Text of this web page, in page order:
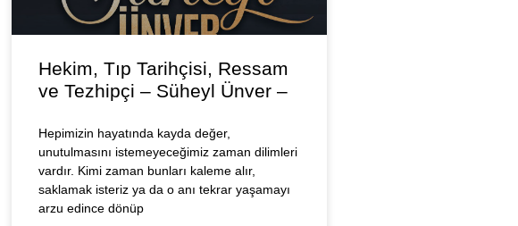
Hekim, Tıp Tarihçisi, Ressam
ve Tezhipçi – Süheyl Ünver –
Hepimizin hayatında kayda değer,
unutulmasını istemeyeceğimiz zaman dilimleri
vardır. Kimi zaman bunları kaleme alır,
saklamak isteriz ya da o anı tekrar yaşamayı
arzu edince dönüp